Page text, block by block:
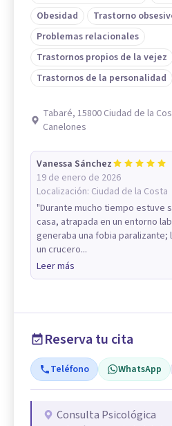
Obesidad
Trastorno
Problemas relacionales
Trastornos propios de la vejez
Trastornos de la personalidad
Tabaré, 15800 Ciudad de la
Canelones
Vanessa Sánchez
19 de enero de 2026
Localización: Ciudad de la Costa
"Durante mucho tiempo estuve
casa, atrapada en un entorno
generaba una fobia
un crucero...
Leer más
Reserva tu cita
Teléfono WhatsApp
Consulta Psicológica